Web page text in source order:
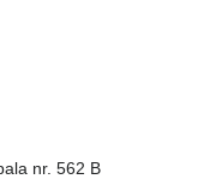
nr. 562 B